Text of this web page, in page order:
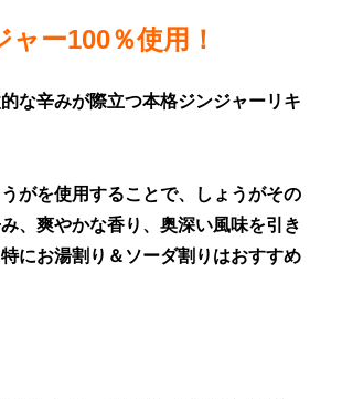
ャー100％使用！
な辛みが際立つ本格ジンジャーリキ
がを使用することで、しょうがその
、爽やかな香り、奥深い風味を引き
にお湯割り＆ソーダ割りはおすすめ